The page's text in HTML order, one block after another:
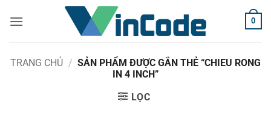
qua
0
TRANG CHỦ / SẢN PHẨM ĐƯỢC GẮN THẺ “CHIEU RONG
IN 4 INCH”
LỌC